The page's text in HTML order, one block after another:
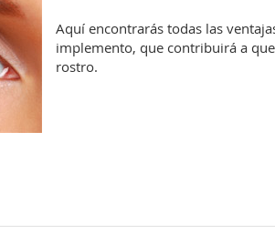
Aquí encontrarás todas las
implemento, que contribuirá a
rostro.